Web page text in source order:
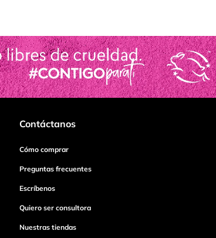
Contáctanos
Cómo comprar
Preguntas frecuentes
Escríbenos
Quiero ser consultora
Nuestras tiendas